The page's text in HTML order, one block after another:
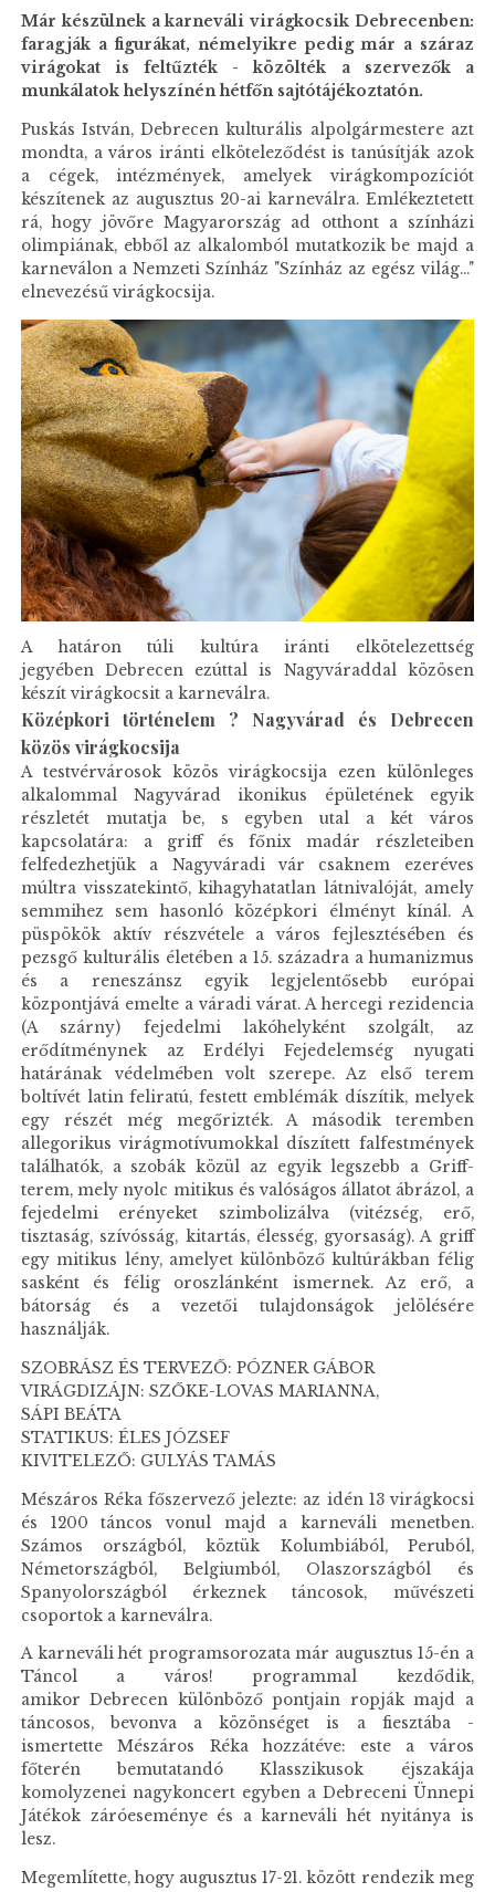
Már készülnek a karneváli virágkocsik Debrecenben:
faragják a figurákat, némelyikre pedig már a száraz
virágokat is feltűzték - közölték a szervezők a
munkálatok helyszínén hétfőn sajtótájékoztatón.
Puskás István, Debrecen kulturális alpolgármestere azt
mondta, a város iránti elköteleződést is tanúsítják azok
a cégek, intézmények, amelyek virágkompozíciót
készítenek az augusztus 20-ai karneválra. Emlékeztetett
rá, hogy jövőre Magyarország ad otthont a színházi
olimpiának, ebből az alkalomból mutatkozik be majd a
karneválon a Nemzeti Színház "Színház az egész világ..."
elnevezésű virágkocsija.
A határon túli kultúra iránti elkötelezettség
jegyében Debrecen ezúttal is Nagyváraddal közösen
készít virágkocsit a karneválra.
Középkori történelem ? Nagyvárad és Debrecen
közös virágkocsija
A testvérvárosok közös virágkocsija ezen különleges
alkalommal Nagyvárad ikonikus épületének egyik
részletét mutatja be, s egyben utal a két város
kapcsolatára: a griff és főnix madár részleteiben
felfedezhetjük a Nagyváradi vár csaknem ezeréves
múltra visszatekintő, kihagyhatatlan látnivalóját, amely
semmihez sem hasonló középkori élményt kínál. A
püspökök aktív részvétele a város fejlesztésében és
pezsgő kulturális életében a 15. századra a humanizmus
és a reneszánsz egyik legjelentősebb európai
központjává emelte a váradi várat. A hercegi rezidencia
(A szárny) fejedelmi lakóhelyként szolgált, az
erődítménynek az Erdélyi Fejedelemség nyugati
határának védelmében volt szerepe. Az első terem
boltívét latin feliratú, festett emblémák díszítik, melyek
egy részét még megőrizték. A második teremben
allegorikus virágmotívumokkal díszített falfestmények
találhatók, a szobák közül az egyik legszebb a Griff-
terem, mely nyolc mitikus és valóságos állatot ábrázol, a
fejedelmi erényeket szimbolizálva (vitézség, erő,
tisztaság, szívósság, kitartás, élesség, gyorsaság). A griff
egy mitikus lény, amelyet különböző kultúrákban félig
sasként és félig oroszlánként ismernek. Az erő, a
bátorság és a vezetői tulajdonságok jelölésére
használják.
SZOBRÁSZ ÉS TERVEZŐ: PÓZNER GÁBOR
VIRÁGDIZÁJN: SZŐKE-LOVAS MARIANNA,
SÁPI BEÁTA
STATIKUS: ÉLES JÓZSEF
KIVITELEZŐ: GULYÁS TAMÁS
Mészáros Réka főszervező jelezte: az idén 13 virágkocsi
és 1200 táncos vonul majd a karneváli menetben.
Számos országból, köztük Kolumbiából, Peruból,
Németországból, Belgiumból, Olaszországból és
Spanyolországból érkeznek táncosok, művészeti
csoportok a karneválra.
A karneváli hét programsorozata már augusztus 15-én a
Táncol a város! programmal kezdődik,
amikor Debrecen különböző pontjain ropják majd a
táncosos, bevonva a közönséget is a fiesztába -
ismertette Mészáros Réka hozzátéve: este a város
főterén bemutatandó Klasszikusok éjszakája
komolyzenei nagykoncert egyben a Debreceni Ünnepi
Játékok záróeseménye és a karneváli hét nyitánya is
lesz.
Megemlítette, hogy augusztus 17-21. között rendezik meg